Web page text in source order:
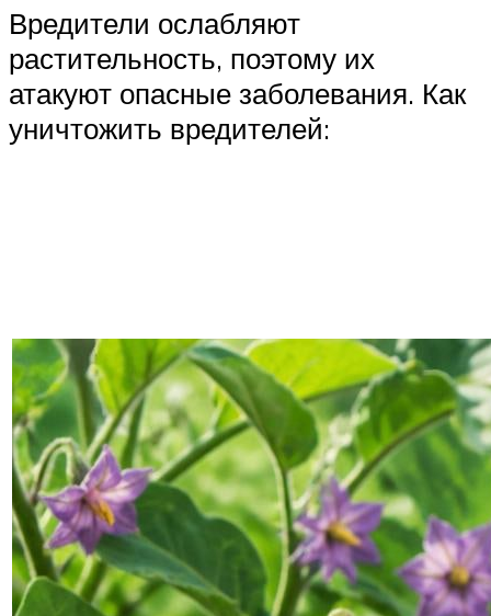
Вредители ослабляют
растительность, поэтому их
атакуют опасные заболевания. Как
уничтожить вредителей: